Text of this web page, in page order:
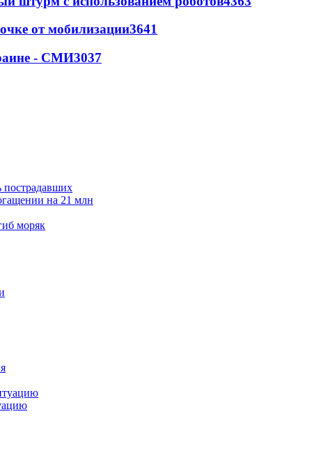
от мобилизации3641
- СМИ3037
пострадавших
на 21 млн
моряк